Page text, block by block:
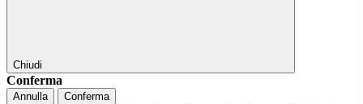
Chiudi
Conferma
Annulla Conferma